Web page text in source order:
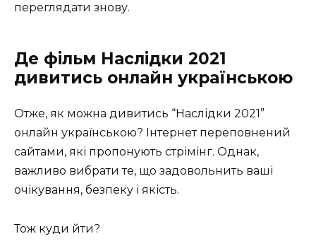
переглядати знову.
Де фільм Наслідки 2021
дивитись онлайн українською
Отже, як можна дивитись “Наслідки 2021”
онлайн українською? Інтернет переповнений
сайтами, які пропонують стрімінг. Однак,
важливо вибрати те, що задовольнить ваші
очікування, безпеку і якість.
Тож куди йти?